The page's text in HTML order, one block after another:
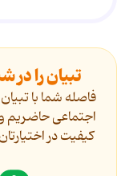
تبیان را
فاصله شما با
اجتماعی حاضریم
کیفیت در